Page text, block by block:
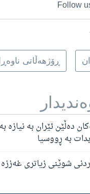
Follow
ڕۆژهه‌ڵاتی
دەڵێن ئێران بە نیازە
بە ڕووسیا
شوێنی زیاتری